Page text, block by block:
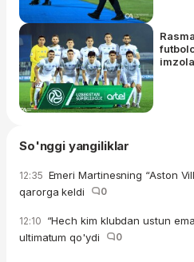
So'nggi yangiliklar
12:35 Emeri Martinesning “Aston
qarorga keldi
0
12:10 “Hech kim klubdan ustun
ultimatum qo'ydi
0